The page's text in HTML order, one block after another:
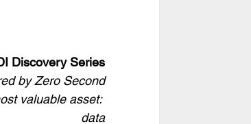
Discovery Series
by Zero Second
valuable asset:
data